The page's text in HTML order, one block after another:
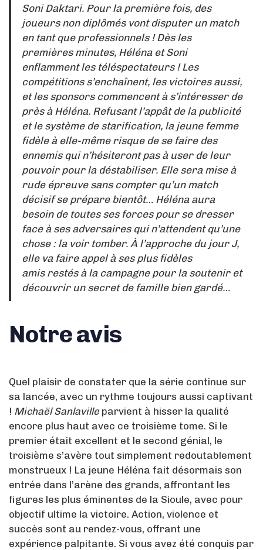
Soni Daktari. Pour la première fois, des
joueurs non diplômés vont disputer un match
en tant que professionnels ! Dès les
premières minutes, Héléna et Soni
enflamment les téléspectateurs ! Les
compétitions s’enchaînent, les victoires aussi,
et les sponsors commencent à s’intéresser de
près à Héléna. Refusant l’appât de la publicité
et le système de starification, la jeune femme
fidèle à elle-même risque de se faire des
ennemis qui n’hésiteront pas à user de leur
pouvoir pour la déstabiliser. Elle sera mise à
rude épreuve sans compter qu’un match
décisif se prépare bientôt… Héléna aura
besoin de toutes ses forces pour se dresser
face à ses adversaires qui n’attendent qu’une
chose : la voir tomber. À l’approche du jour J,
elle va faire appel à ses plus fidèles
amis restés à la campagne pour la soutenir et
découvrir un secret de famille bien gardé…
Notre avis
Quel plaisir de constater que la série continue sur
sa lancée, avec un rythme toujours aussi captivant
! Michaël Sanlavilleparvient à hisser la qualité
encore plus haut avec ce troisième tome. Si le
premier était excellent et le second génial, le
troisième s’avère tout simplement redoutablement
monstrueux ! La jeune Héléna fait désormais son
entrée dans l’arène des grands, affrontant les
figures les plus éminentes de la Sioule, avec pour
objectif ultime la victoire. Action, violence et
succès sont au rendez-vous, offrant une
expérience palpitante. Si vous avez été conquis par